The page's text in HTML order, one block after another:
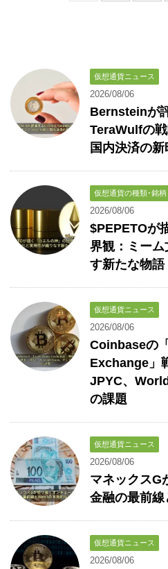
仮想通貨ニュース
2026/08/06
Bernsteinが
TeraWulfの
国内決済の新
仮想通貨の種類･銘柄
2026/08/06
$PEPETOが
界観：ミー
す新たな物語
仮想通貨ニュース
2026/08/06
Coinbaseの
Exchange」
JPYC、
の課題
仮想通貨ニュース
2026/08/06
マネックスG
金融の最前
仮想通貨ニュース
2026/08/06